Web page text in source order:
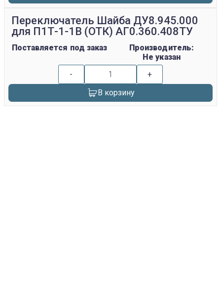
Переключатель Шайба ДУ8.945.000
для П1Т-1-1В (ОТК) АГ0.360.408ТУ
Поставляется под заказ
Производитель:
Не указан
-
+
В корзину